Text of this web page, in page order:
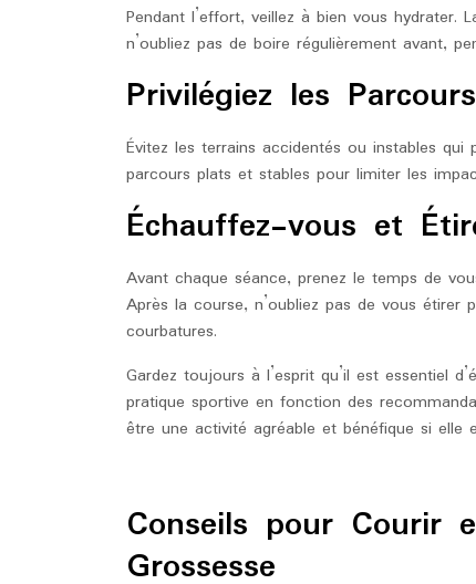
Pendant l’effort, veillez à bien vous hydrater.
n’oubliez pas de boire régulièrement avant,
Privilégiez les
Évitez les terrains accidentés ou instables qui
parcours plats et stables pour limiter les
Échauffez-vous et
Avant chaque séance, prenez le temps de
Après la course, n’oubliez pas de vous étirer
courbatures.
Gardez toujours à l’esprit qu’il est essentiel
pratique sportive en fonction des
être une activité agréable et bénéfique si elle
Conseils pour Courir
Grossesse